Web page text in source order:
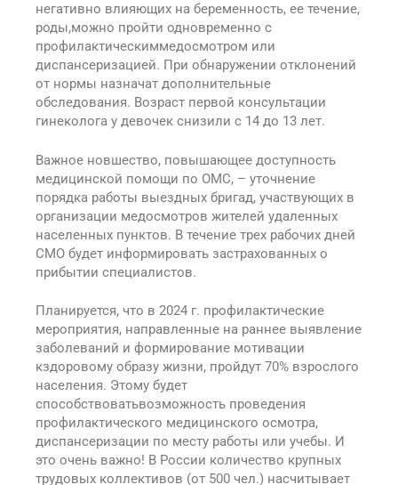
негативно влияющих на беременность, ее течение,
роды,можно пройти одновременно с
профилактическиммедосмотром или
диспансеризацией. При обнаружении отклонений
от нормы назначат дополнительные
обследования. Возраст первой консультации
гинеколога у девочек снизили с 14 до 13 лет.
Важное новшество, повышающее доступность
медицинской помощи по ОМС, – уточнение
порядка работы выездных бригад, участвующих в
организации медосмотров жителей удаленных
населенных пунктов. В течение трех рабочих дней
СМО будет информировать застрахованных о
прибытии специалистов.
Планируется, что в 2024 г. профилактические
мероприятия, направленные на раннее выявление
заболеваний и формирование мотивации
кздоровому образу жизни, пройдут 70% взрослого
населения. Этому будет
способствоватьвозможность проведения
профилактического медицинского осмотра,
диспансеризации по месту работы или учебы. И
это очень важно! В России количество крупных
трудовых коллективов (от 500 чел.) насчитывает